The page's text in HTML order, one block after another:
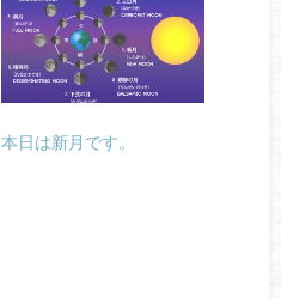
本日は新月です。